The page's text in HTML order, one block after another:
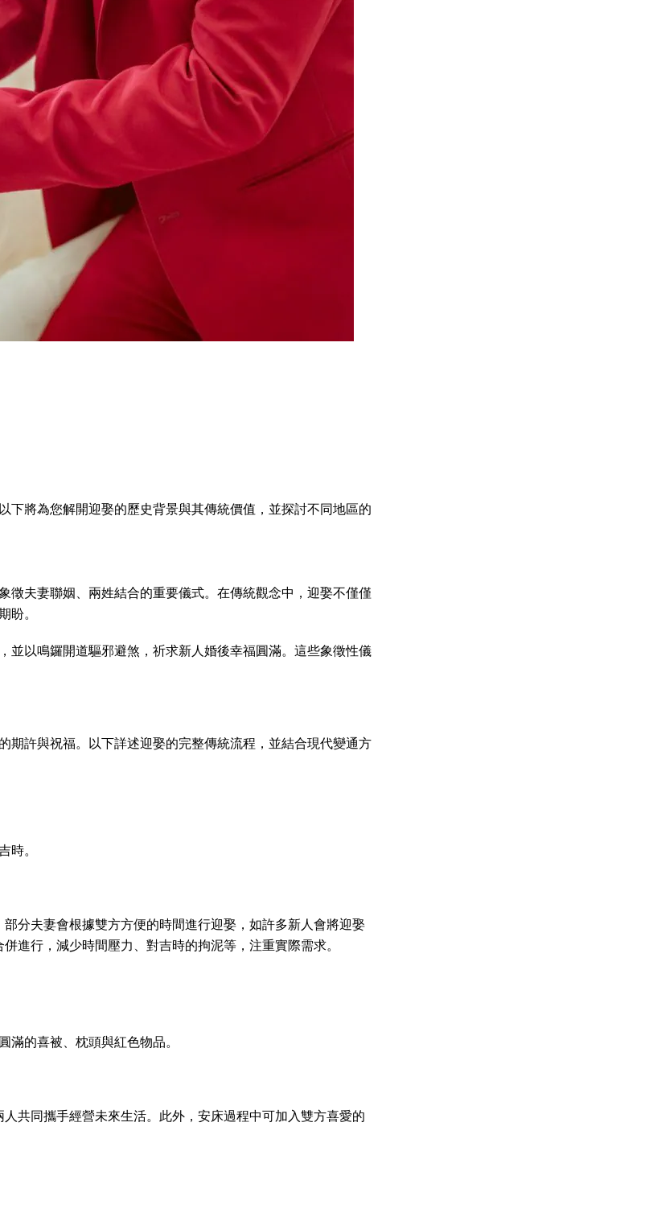
將為您解開迎娶的歷史背景與其傳統價值，並探討不同地區的
夫妻聯姻、兩姓結合的重要儀式。在傳統觀念中，迎娶不僅僅
盼。
並以鳴鑼開道驅邪避煞，祈求新人婚後幸福圓滿。這些象徵性儀
期許與祝福。以下詳述迎娶的完整傳統流程，並結合現代變通方
時。
分夫妻會根據雙方方便的時間進行迎娶，如許多新人會將迎娶
進行，減少時間壓力、對吉時的拘泥等，注重實際需求。
滿的喜被、枕頭與紅色物品。
共同攜手經營未來生活。此外，安床過程中可加入雙方喜愛的